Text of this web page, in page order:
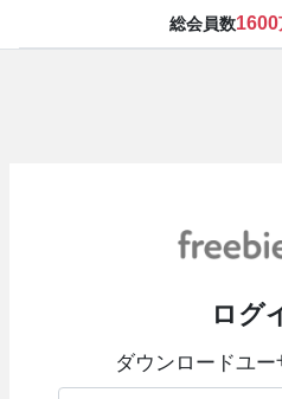
総会員数1600
ログ
ダウンロードユ